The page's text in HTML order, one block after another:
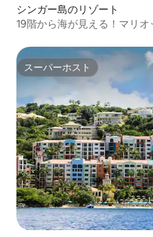
シンガー島のリゾート
19階から海が見える！マリオ
スーパーホスト
スーパーホスト